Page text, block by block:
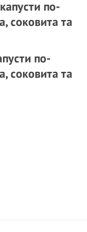
по-
соковита та